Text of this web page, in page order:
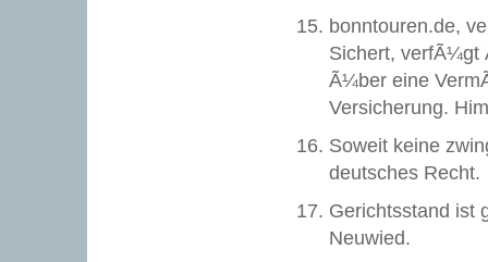
bonntouren.de,
Sichert, verfÃ¼gt
Ã¼ber eine
Versicherung.
Soweit keine
deutsches Recht.
Gerichtsstand ist
Neuwied.